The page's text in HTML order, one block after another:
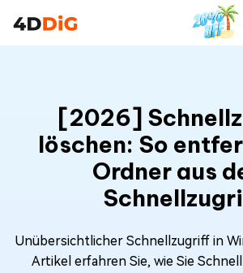
[2026]
löschen: So
Ordner aus
Unübersichtlicher Schnellzugriff in
Artikel erfahren Sie, wie Sie